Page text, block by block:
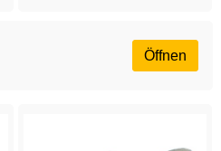
Öffnen